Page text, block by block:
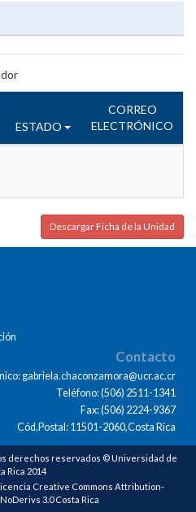
ESTADO
CORREO
ELECTRÓNICO
Descargar Ficha de la Unidad
Contacto
gabriela.chaconzamora@ucr.ac.cr
Teléfono: (506) 2511-1341
Fax: (506) 2224-9367
Cód.Postal: 11501-2060,Costa Rica
derechos reservados © Universidad de
Rica 2014
Creative Commons Attribution-
3.0 Costa Rica